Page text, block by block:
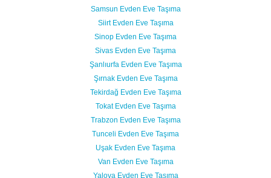
Samsun Evden Eve Taşıma
Siirt Evden Eve Taşıma
Sinop Evden Eve Taşıma
Sivas Evden Eve Taşıma
Şanlıurfa Evden Eve Taşıma
Şırnak Evden Eve Taşıma
Tekirdağ Evden Eve Taşıma
Tokat Evden Eve Taşıma
Trabzon Evden Eve Taşıma
Tunceli Evden Eve Taşıma
Uşak Evden Eve Taşıma
Van Evden Eve Taşıma
Yalova Evden Eve Taşıma